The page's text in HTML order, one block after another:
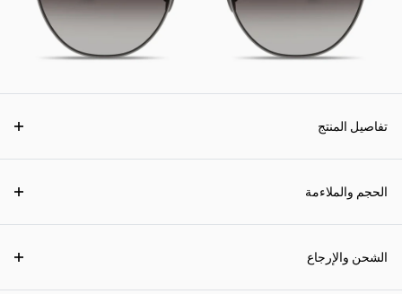
تفاصيل المنتج
الحجم والملاءمة
الشحن والإرجاع